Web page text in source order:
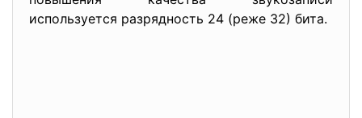
используется разрядность 24 (реже 32) бита.